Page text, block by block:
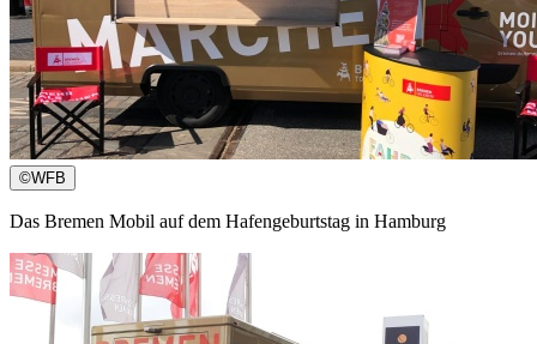
©WFB
Das Bremen Mobil auf dem Hafengeburtstag in Hamburg